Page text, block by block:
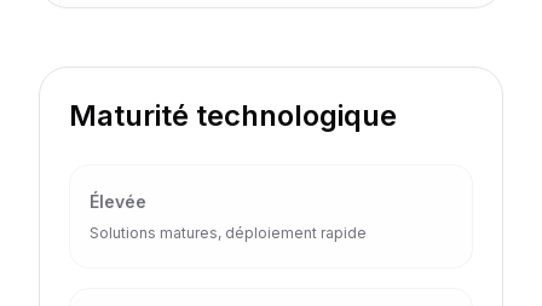
Maturité technologique
Élevée
Solutions matures, déploiement rapide